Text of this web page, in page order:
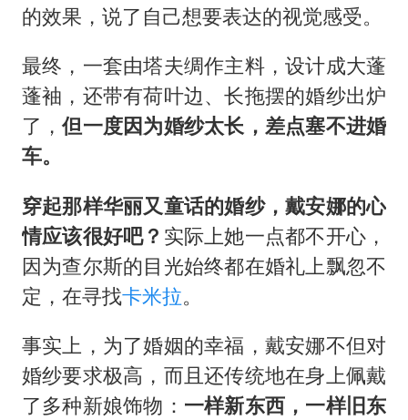
的效果，说了自己想要表达的视觉感受。
最终，一套由塔夫绸作主料，设计成大蓬
蓬袖，还带有荷叶边、长拖摆的婚纱出炉
了，但一度因为婚纱太长，差点塞不进婚
车。
穿起那样华丽又童话的婚纱，戴安娜的心
情应该很好吧？ 实际上她一点都不开心，
因为查尔斯的目光始终都在婚礼上飘忽不
定，在寻找卡米拉。
事实上，为了婚姻的幸福，戴安娜不但对
婚纱要求极高，而且还传统地在身上佩戴
了多种新娘饰物： 一样新东西，一样旧东